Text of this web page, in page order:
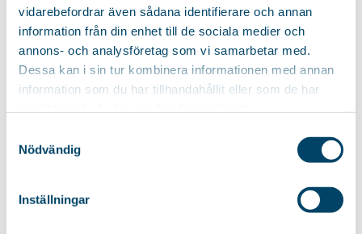
vidarebefordrar även sådana identifierare och annan
information från din enhet till de sociala medier och
annons- och analysföretag som vi samarbetar med.
Dessa kan i sin tur kombinera informationen med annan
information som du har tillhandahållit eller som de har
Nödvändig
Inställningar
Das könnte Ihnen auch gefallen…
Maximale Trocknungsmöglichkeiten
Stabiler Wäscheständer mit maximalen Trockenmöglichkeiten.
39,85€